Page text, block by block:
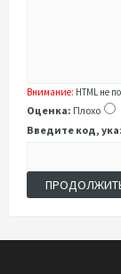
Внимание: HTML не
Оценка: Плохо
Введите код,